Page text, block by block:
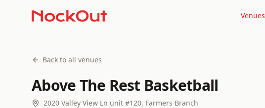
Venues
Back to all venues
Above The Rest Basketball
2020 Valley View Ln unit #120, Farmers Branch